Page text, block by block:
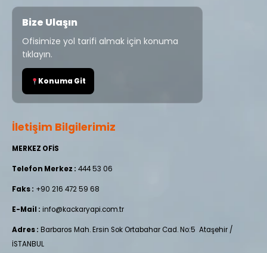
Bize Ulaşın
Ofisimize yol tarifi almak için konuma
tıklayın.
Konuma Git
İletişim Bilgilerimiz
MERKEZ OFİS
Telefon Merkez : 444 53 06
Faks : +90 216 472 59 68
E-Mail : info@kackaryapi.com.tr
Adres : Barbaros Mah. Ersin Sok Ortabahar Cad. No:5 Ataşehir /
İSTANBUL